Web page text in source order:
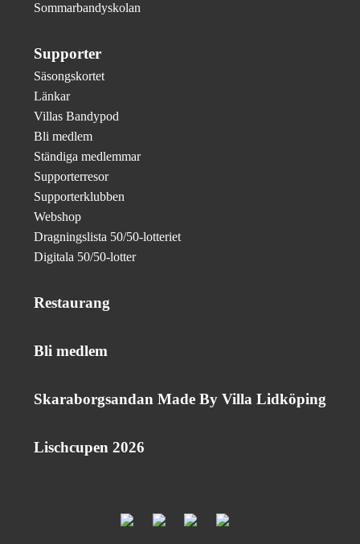
Sommarbandyskolan
Supporter
Säsongskortet
Länkar
Villas Bandypod
Bli medlem
Ständiga medlemmar
Supporterresor
Supporterklubben
Webshop
Dragningslista 50/50-lotteriet
Digitala 50/50-lotter
Restaurang
Bli medlem
Skaraborgsandan Made By Villa Lidköping
Lischcupen 2026